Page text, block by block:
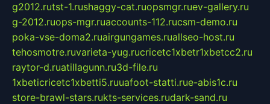
g2012.rutst-1.rushaggy-cat.ruopsmgr.ruev-gallery.ru
g-2012.ruops-mgr.ruaccounts-112.rucsm-demo.ru
poka-vse-doma2.ruairgungames.ruallseo-host.ru
tehosmotre.ruvarieta-yug.rucricetc1xbetr1xbetcc2.ru
raytor-d.ruatillagunn.ru3d-file.ru
1xbeticricetc1xbetti5.ruuafoot-statti.rue-abis1c.ru
store-brawl-stars.rukts-services.rudark-sand.ru